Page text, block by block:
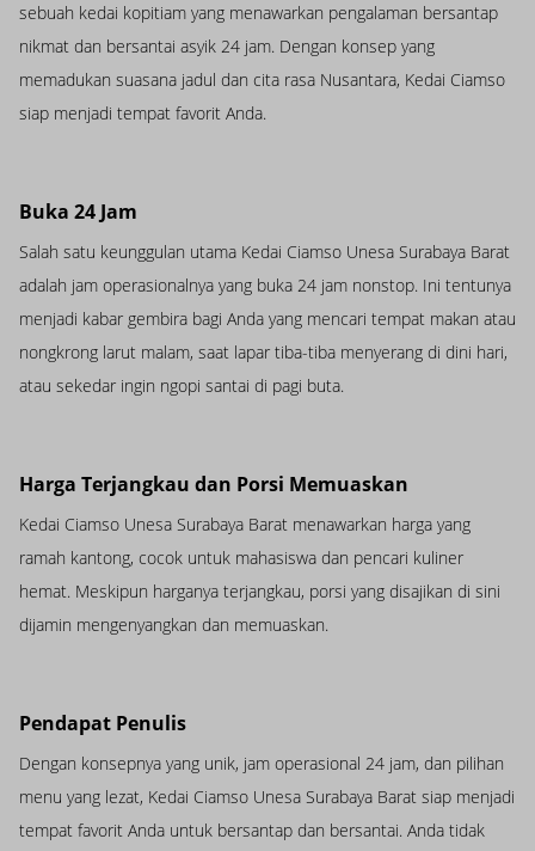
sebuah kedai kopitiam yang menawarkan pengalaman bersantap
nikmat dan bersantai asyik 24 jam. Dengan konsep yang
memadukan suasana jadul dan cita rasa Nusantara, Kedai Ciamso
siap menjadi tempat favorit Anda.
Buka 24 Jam
Salah satu keunggulan utama Kedai Ciamso Unesa Surabaya Barat
adalah jam operasionalnya yang buka 24 jam nonstop. Ini tentunya
menjadi kabar gembira bagi Anda yang mencari tempat makan atau
nongkrong larut malam, saat lapar tiba-tiba menyerang di dini hari,
atau sekedar ingin ngopi santai di pagi buta.
Harga Terjangkau dan Porsi Memuaskan
Kedai Ciamso Unesa Surabaya Barat menawarkan harga yang
ramah kantong, cocok untuk mahasiswa dan pencari kuliner
hemat. Meskipun harganya terjangkau, porsi yang disajikan di sini
dijamin mengenyangkan dan memuaskan.
Pendapat Penulis
Dengan konsepnya yang unik, jam operasional 24 jam, dan pilihan
menu yang lezat, Kedai Ciamso Unesa Surabaya Barat siap menjadi
tempat favorit Anda untuk bersantap dan bersantai. Anda tidak